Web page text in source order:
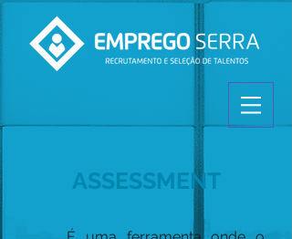
ASSESSMENT